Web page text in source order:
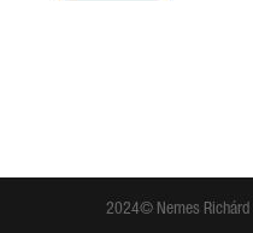
2024© Nemes Richárd